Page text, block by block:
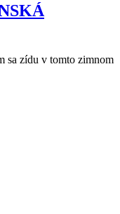
zídu v tomto zimnom